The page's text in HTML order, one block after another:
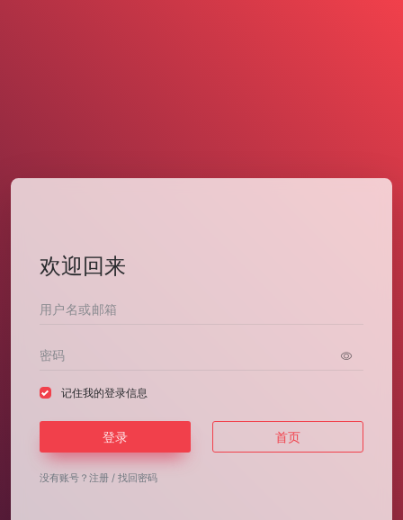
欢迎回来
记住我的登录信息
登录 首页
没有账号？ 注册 / 找回密码